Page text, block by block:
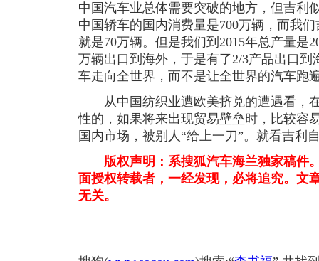
中国汽车业总体需要突破的地方，但吉利
中国轿车的国内消费量是700万辆，而我
就是70万辆。但是我们到2015年总产量是
万辆出口到海外，于是有了2/3产品出口
车走向全世界，而不是让全世界的汽车跑
从中国纺织业遭欧美挤兑的遭遇看，
性的，如果将来出现贸易壁垒时，比较容
国内市场，被别人“给上一刀”。就看吉利
版权声明：系搜狐汽车海兰独家稿件
面授权转载者，一经发现，必将追究。文
无关。